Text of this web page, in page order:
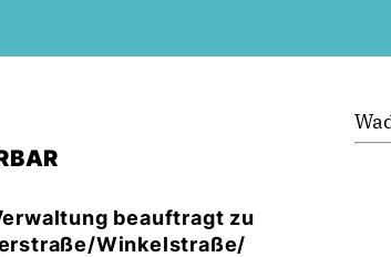
beauftragt zu
Winkelstraße/